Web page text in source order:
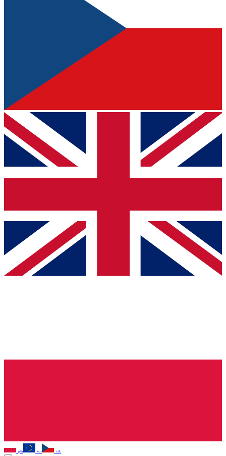
pln eur czk